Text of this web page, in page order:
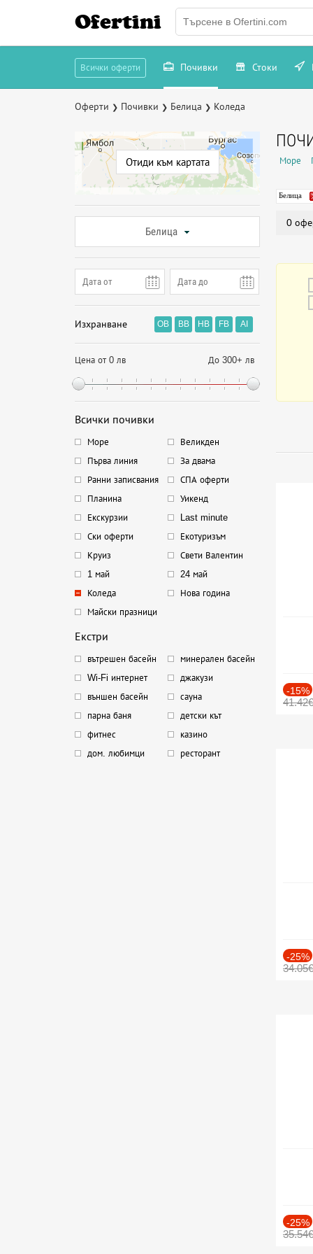
Ofertini
Всички оферти Почивки Стоки
Оферти ❯ Почивки ❯ Белица ❯ Коледа
Отиди към картата
Белица
Изхранване OB BB HB FB AI
Цена от 0 лв До 300+ лв
Всички почивки
Море
Великден
Първа линия
За двама
Ранни записвания
СПА оферти
Планина
Уикенд
Екскурзии
Last minute
Ски оферти
Екотуризъм
Круиз
Свети Валентин
1 май
24 май
Коледа
Нова година
Майски празници
Екстри
вътрешен басейн
минерален басейн
Wi-Fi интернет
джакузи
външен басейн
сауна
парна баня
детски кът
фитнес
казино
дом. любимци
ресторант
Море
Белица
0
-15%
41.42€
-25%
34.05€
-25%
35.54€